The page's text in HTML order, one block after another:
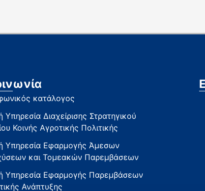
κατάλογος
Υπηρεσία Διαχείρισης Στρατηγικού
Κοινής Αγροτικής Πολιτικής
Υπηρεσία Εφαρμογής Άμεσων
και Τομεακών Παρεμβάσεων
Υπηρεσία Εφαρμογής Παρεμβάσεων
Ανάπτυξης